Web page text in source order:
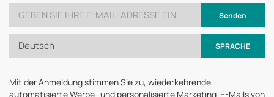
Senden
Deutsch SPRACHE
Mit der Anmeldung stimmen Sie zu, wiederkehrende
automatisierte Werbe- und personalisierte Marketing-E-Mails von